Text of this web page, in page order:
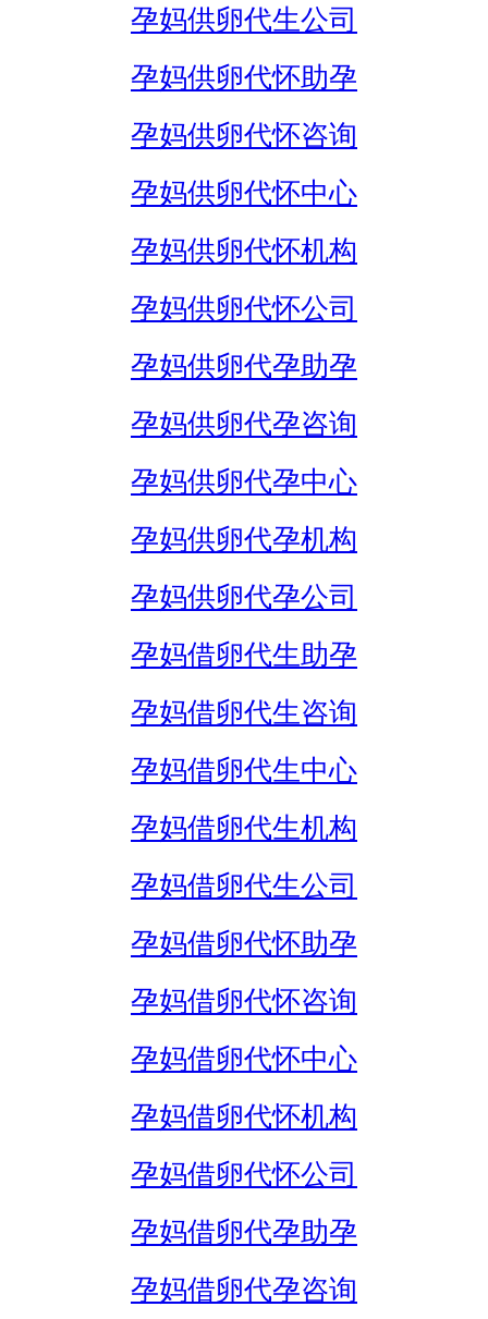
孕妈供卵代生公司
孕妈供卵代怀助孕
孕妈供卵代怀咨询
孕妈供卵代怀中心
孕妈供卵代怀机构
孕妈供卵代怀公司
孕妈供卵代孕助孕
孕妈供卵代孕咨询
孕妈供卵代孕中心
孕妈供卵代孕机构
孕妈供卵代孕公司
孕妈借卵代生助孕
孕妈借卵代生咨询
孕妈借卵代生中心
孕妈借卵代生机构
孕妈借卵代生公司
孕妈借卵代怀助孕
孕妈借卵代怀咨询
孕妈借卵代怀中心
孕妈借卵代怀机构
孕妈借卵代怀公司
孕妈借卵代孕助孕
孕妈借卵代孕咨询